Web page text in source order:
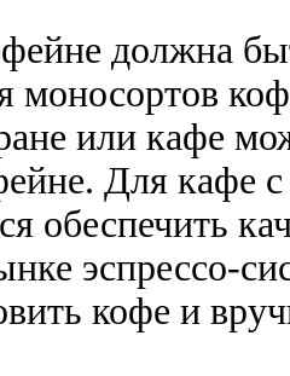
должна
моносортов
или кафе
Для кафе
обеспечить
эспрессо-
кофе и